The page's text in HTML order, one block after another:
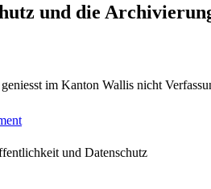
und die
im Kanton Wallis nicht
und Datenschutz